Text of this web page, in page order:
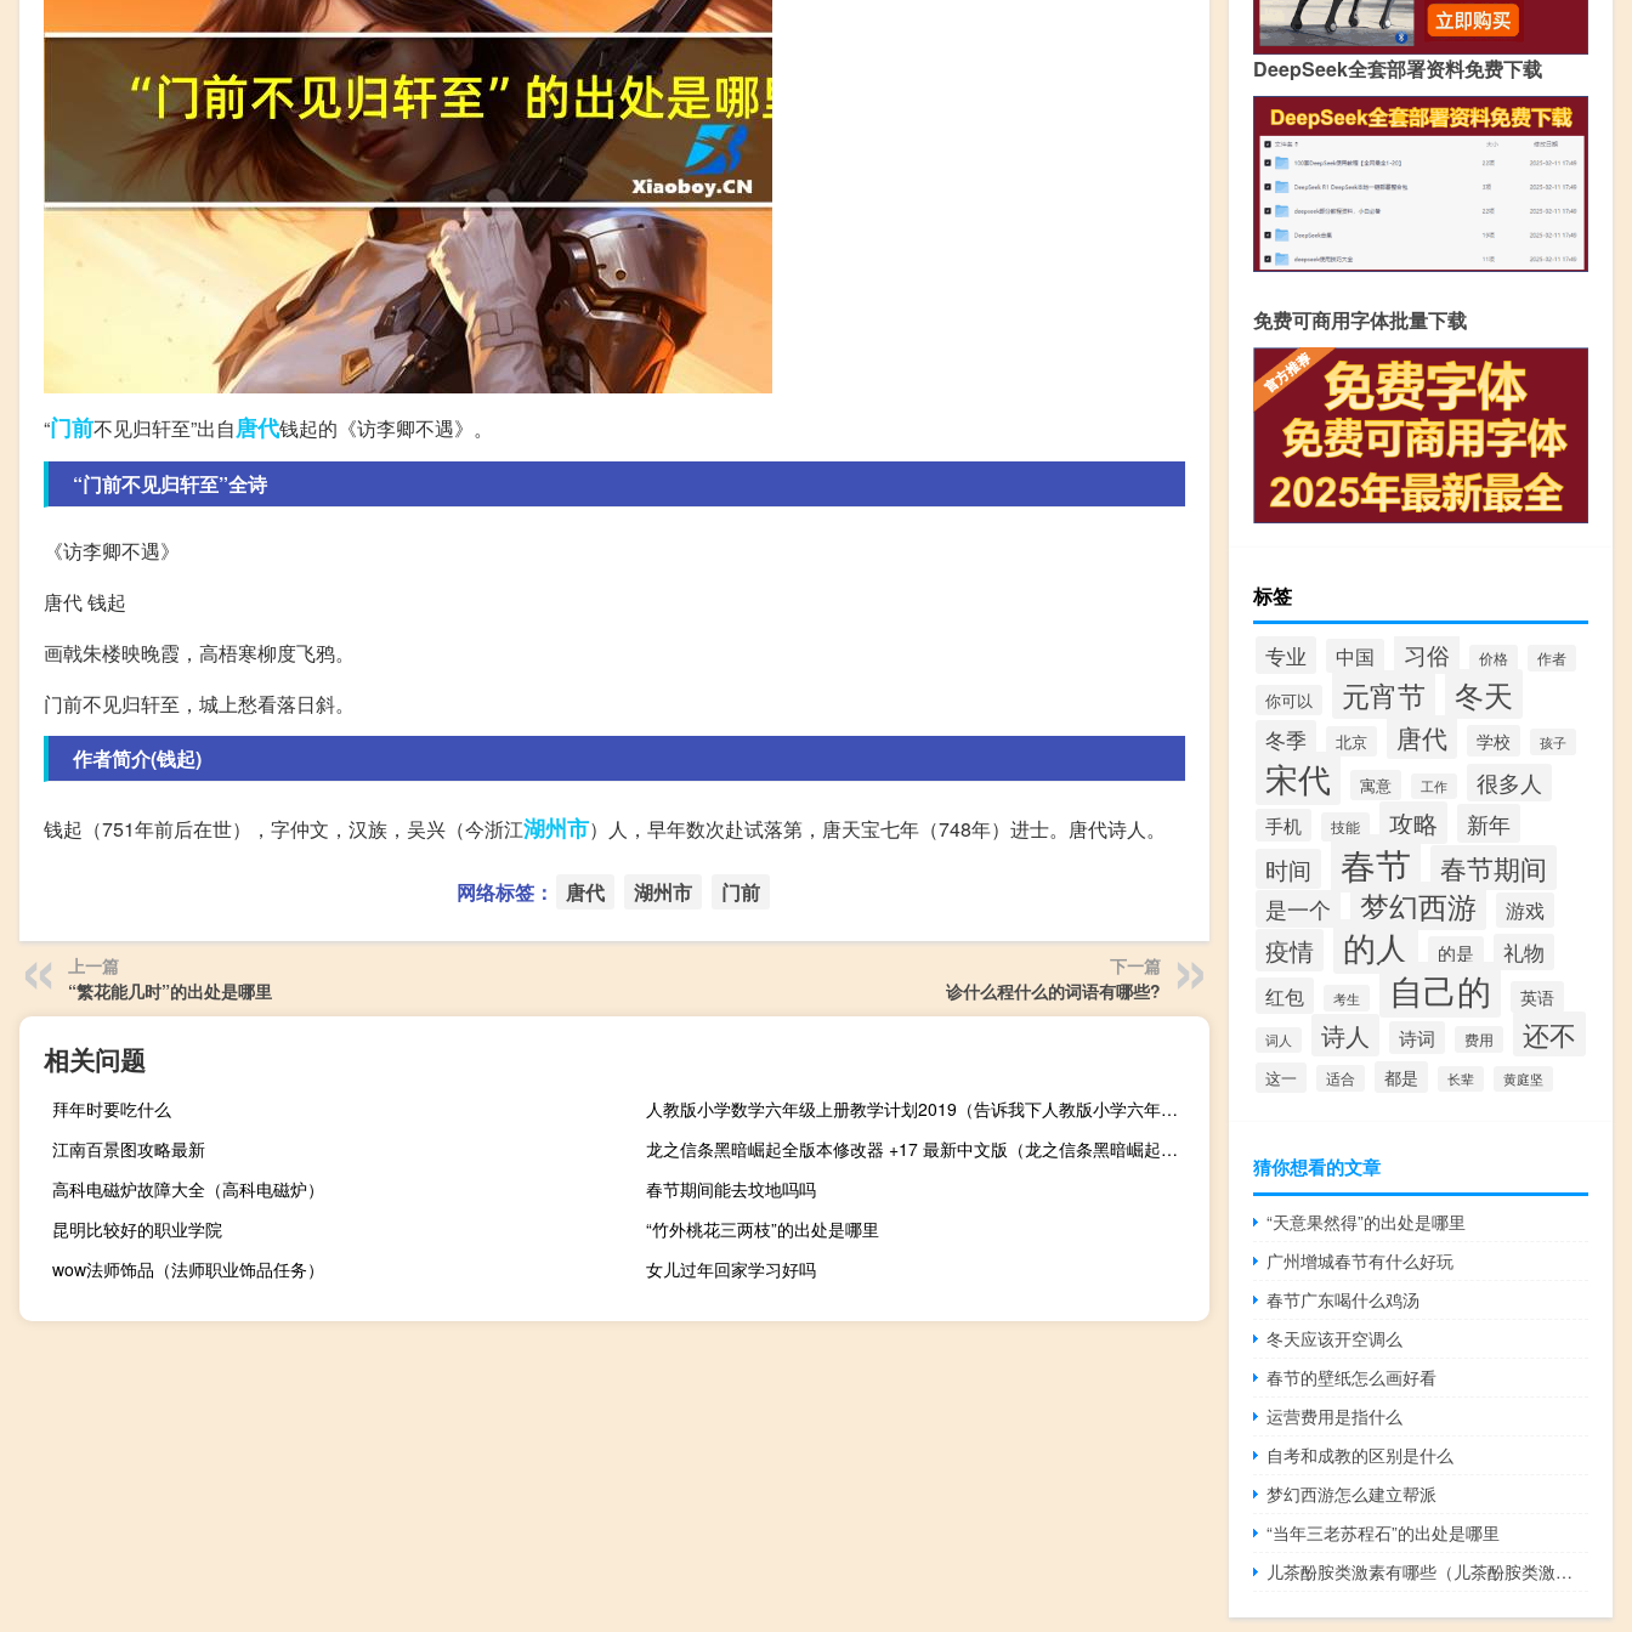
“门前不见归轩至”出自唐代钱起的《访李卿不遇》。
“门前不见归轩至”全诗
《访李卿不遇》
唐代 钱起
画戟朱楼映晚霞，高梧寒柳度飞鸦。
门前不见归轩至，城上愁看落日斜。
作者简介(钱起)
钱起（751年前后在世），字仲文，汉族，吴兴（今浙江湖州市）人，早年数次赴试落第，唐天宝七年（748年）进士。唐代诗人。
网络标签： 唐代 湖州市 门前
上一篇
“繁花能几时”的出处是哪里
下一篇
诊什么程什么的词语有哪些?
相关问题
拜年时要吃什么
人教版小学数学六年级上册教学计划2019（告诉我下人教版小学六年级上册数学教学计划有嘛 有会的人说）
江南百景图攻略最新
龙之信条黑暗崛起全版本修改器 +17 最新中文版（龙之信条黑暗崛起全版本修改器 +17 最新中文版功能简介）
高科电磁炉故障大全（高科电磁炉）
春节期间能去坟地吗吗
昆明比较好的职业学院
“竹外桃花三两枝”的出处是哪里
wow法师饰品（法师职业饰品任务）
女儿过年回家学习好吗
DeepSeek全套部署资料免费下载
免费可商用字体批量下载
标签
专业 中国 习俗 价格 作者
你可以 元宵节 冬天
冬季 北京 唐代 学校 孩子
宋代 寓意 工作 很多人
手机 技能 攻略 新年
时间 春节 春节期间
是一个 梦幻西游 游戏
疫情 的人 的是
礼物
红包
考生 自己的 英语
词人 诗人 诗词 费用 还不
这一 适合 都是 长辈 黄庭坚
猜你想看的文章
“天意果然得”的出处是哪里
广州增城春节有什么好玩
春节广东喝什么鸡汤
冬天应该开空调么
春节的壁纸怎么画好看
运营费用是指什么
自考和成教的区别是什么
梦幻西游怎么建立帮派
“当年三老苏程石”的出处是哪里
儿茶酚胺类激素有哪些（儿茶酚胺类激素的危害）